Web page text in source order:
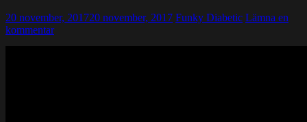
20 november, 201720 november, 2017 Funky Diabetic Lämna en
kommentar